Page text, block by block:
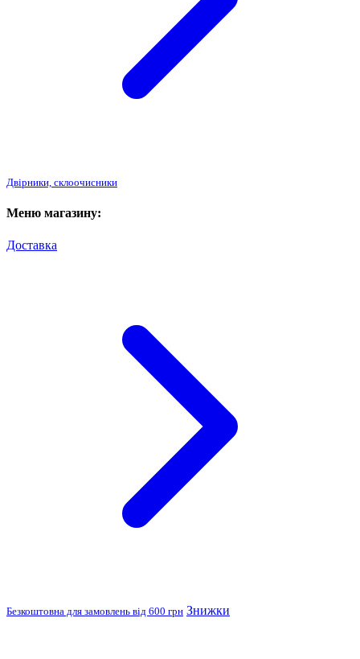
Двірники, склоочисники
Меню магазину:
Доставка
Безкоштовна для замовлень від 600 грн Знижки